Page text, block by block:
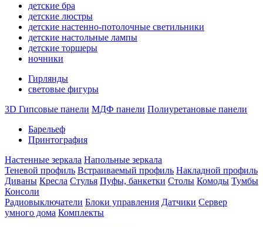
детские бра
детские люстры
детские настенно-потолочные светильники
детские настольные лампы
детские торшеры
ночники
Гирлянды
световые фигуры
3D Гипсовые панели МДФ панели Полиуретановые панели
Барельеф
Принтография
Настенные зеркала Напольные зеркала
Теневой профиль Встраиваемый профиль Накладной профиль
Диваны Кресла Стулья Пуфы, банкетки Столы Комоды Тумбы
Консоли
Радиовыключатели Блоки управления Датчики Сервер
умного дома Комплекты